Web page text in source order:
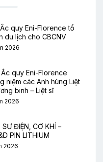
quy Eni-Florence tổ
du lịch cho CBCNV
2026
quy Eni-Florence
niệm các Anh hùng Liệt
binh – Liệt sĩ
2026
ĐIỆN, CƠ KHÍ –
PIN LITHIUM
2026